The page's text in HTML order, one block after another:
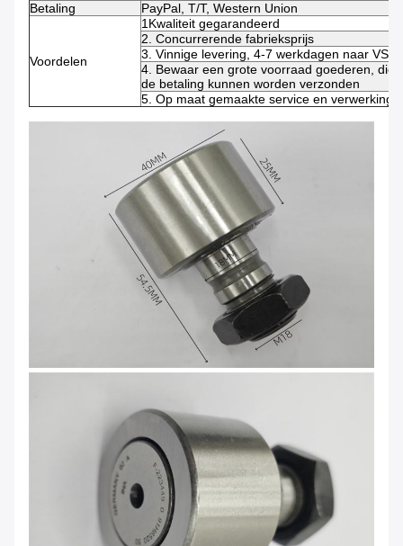
Betaling
PayPal, T/T, Western Union
Voordelen
1Kwaliteit gegarandeerd
2. Concurrerende fabrieksprijs
3. Vinnige levering, 4-7 werkdagen naar VS/
4. Bewaar een grote voorraad goederen, die
de betaling kunnen worden verzonden
5. Op maat gemaakte service en